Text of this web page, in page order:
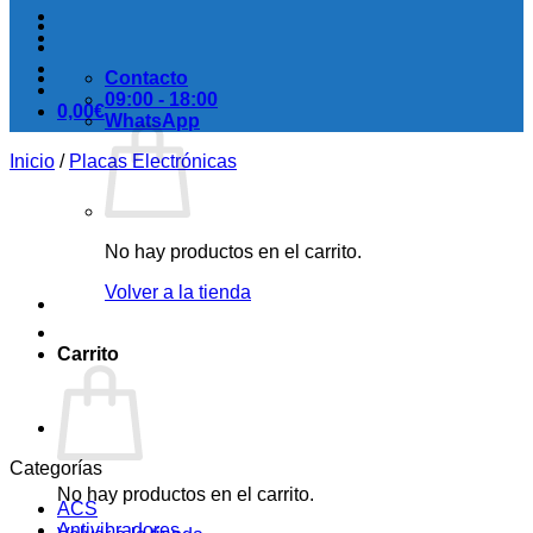
0,00€
No hay productos en el carrito.
Volver a la tienda
Carrito
No hay productos en el carrito.
Contacto
09:00 - 18:00
WhatsApp
Inicio / Placas Electrónicas
Categorías
ACS